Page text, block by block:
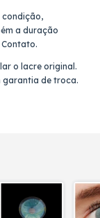
condição,
a duração
o lacre original.
garantia de troca.